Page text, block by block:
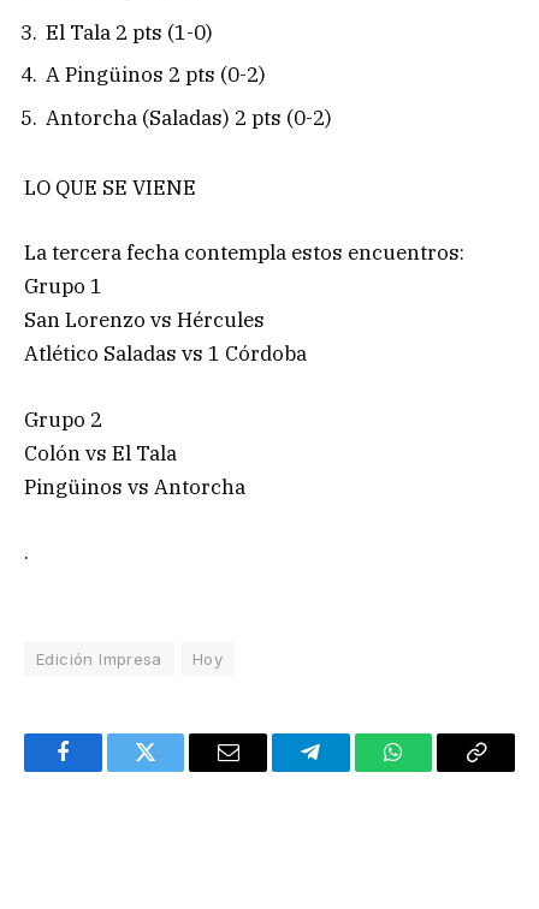
El Tala 2 pts (1-0)
A Pingüinos 2 pts (0-2)
Antorcha (Saladas) 2 pts (0-2)
LO QUE SE VIENE
La tercera fecha contempla estos encuentros:
Grupo 1
San Lorenzo vs Hércules
Atlético Saladas vs 1 Córdoba
Grupo 2
Colón vs El Tala
Pingüinos vs Antorcha
.
Edición Impresa Hoy
FacebookTwitter Email TelegramWhatsAppCopy